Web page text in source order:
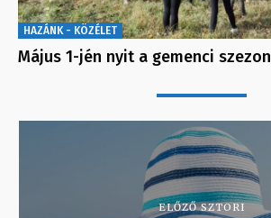
HAZÁNK - KÖZÉLET
Május 1-jén nyit a gemenci szezon
ELŐZŐ SZTORI